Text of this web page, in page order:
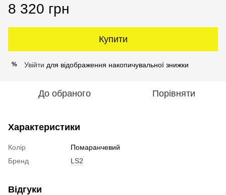
8 320 грн
Купити
% Увійти для відображення накопичувальної знижки
До обраного Порівняти
Характеристики
Колір
Помаранчевий
Бренд
LS2
Відгуки